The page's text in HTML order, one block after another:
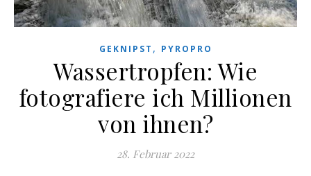
GEKNIPST , PYROPRO
Wassertropfen: Wie
fotografiere ich Millionen
von ihnen?
28. Februar 2022